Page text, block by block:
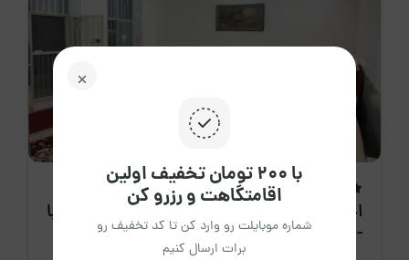
اقامتگاه جدید
اجاره روزانه آپارتمان سه خوابه تنگ چنار زیبا
- یزد
با ۲۰۰ تومان تخفیف اولین
اقامتگاهت و رزرو کن
شماره موبایلت رو وارد کن تا کد تخفیف رو
برات ارسال کنیم